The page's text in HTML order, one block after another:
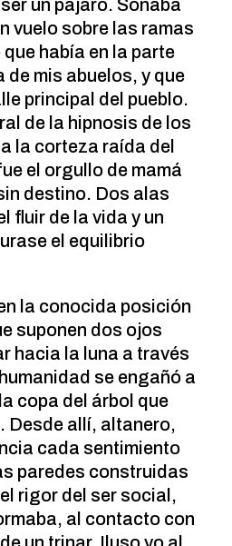
un pájaro. Soñaba
vuelo sobre las ramas
habí­a en la parte
de mis abuelos, y que
principal del pueblo.
de la hipnosis de los
la corteza raí­da del
el orgullo de mamá
destino. Dos alas
fluir de la vida y un
el equilibrio
la conocida posición
suponen dos ojos
hacia la luna a través
se engañó a
copa del árbol que
Desde allí­, altanero,
cada sentimiento
paredes construidas
rigor del ser social,
al contacto con